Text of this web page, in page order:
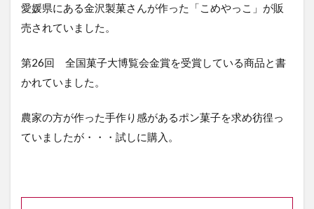
愛媛県にある金沢製菓さんが作った「こめやっこ」が販
売されていました。
第26回 全国菓子大博覧会金賞を受賞している商品と書
かれていました。
農家の方が作った手作り感があるポン菓子を求め彷徨っ
ていましたが・・・試しに購入。